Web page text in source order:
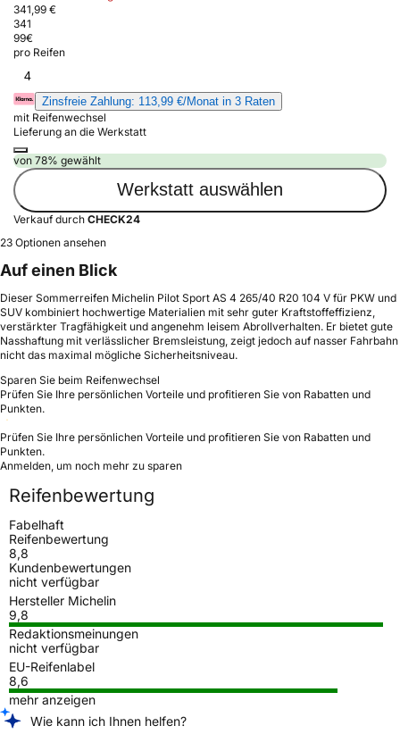
341,99 €
341
99€
pro Reifen
4
Zinsfreie Zahlung: 113,99 €/Monat in 3 Raten
mit Reifenwechsel
Lieferung an die Werkstatt
von 78% gewählt
Werkstatt auswählen
Verkauf durch CHECK24
23 Optionen ansehen
Auf einen Blick
Dieser Sommerreifen Michelin Pilot Sport AS 4 265/40 R20 104 V für PKW und
SUV kombiniert hochwertige Materialien mit sehr guter Kraftstoffeffizienz,
verstärkter Tragfähigkeit und angenehm leisem Abrollverhalten. Er bietet gute
Nasshaftung mit verlässlicher Bremsleistung, zeigt jedoch auf nasser Fahrbahn
nicht das maximal mögliche Sicherheitsniveau.
Sparen Sie beim Reifenwechsel
Prüfen Sie Ihre persönlichen Vorteile und profitieren Sie von Rabatten und
Punkten.
Prüfen Sie Ihre persönlichen Vorteile und profitieren Sie von Rabatten und
Punkten.
Anmelden, um noch mehr zu sparen
Reifenbewertung
Fabelhaft
Reifenbewertung
8,8
Kundenbewertungen
nicht verfügbar
Hersteller Michelin
9,8
Redaktionsmeinungen
nicht verfügbar
EU-Reifenlabel
8,6
mehr anzeigen
Wie kann ich Ihnen helfen?